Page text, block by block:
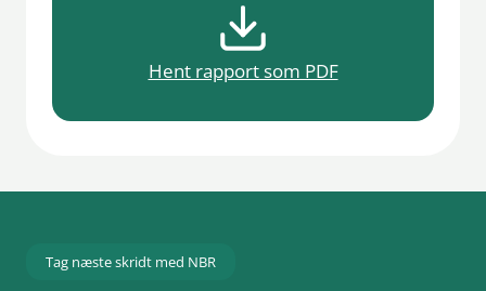
Hent rapport som PDF
Tag næste skridt med NBR